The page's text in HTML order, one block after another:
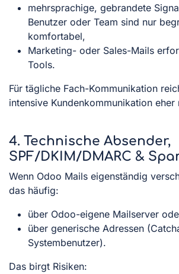
mehrsprachige, gebrandete
Benutzer oder Team sind nur
komfortabel,
Marketing- oder Sales-Mails
Tools.
Für tägliche Fach-Kommunikation
intensive Kundenkommunikation eher
4. Technische Absender,
SPF/DKIM/DMARC &
Wenn Odoo Mails eigenständig
das häufig:
über Odoo-eigene Mailserver
über generische Adressen
Systembenutzer).
Das birgt Risiken: